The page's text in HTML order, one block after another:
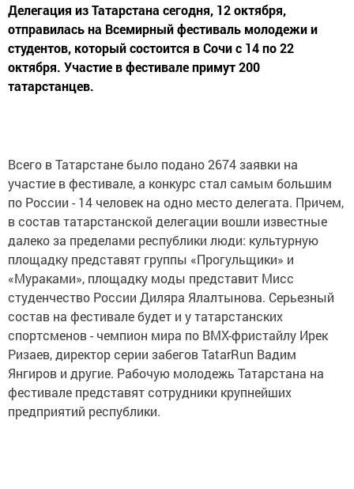
Делегация из Татарстана сегодня, 12 октября,
отправилась на Всемирный фестиваль молодежи и
студентов, который состоится в Сочи с 14 по 22
октября. Участие в фестивале примут 200
татарстанцев.
Всего в Татарстане было подано 2674 заявки на
участие в фестивале, а конкурс стал самым большим
по России - 14 человек на одно место делегата. Причем,